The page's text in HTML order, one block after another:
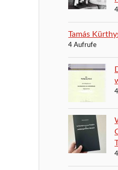
Tamás
4 Aufrufe